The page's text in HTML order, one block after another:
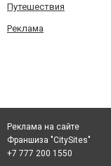
Путешествия
Реклама
Реклама на сайте
Франшиза "CitySites"
+7 777 200 1550